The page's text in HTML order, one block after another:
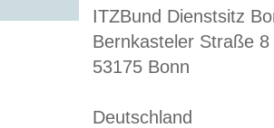
ITZBund Dienstsitz
Bernkasteler Straße 8
53175 Bonn
Deutschland